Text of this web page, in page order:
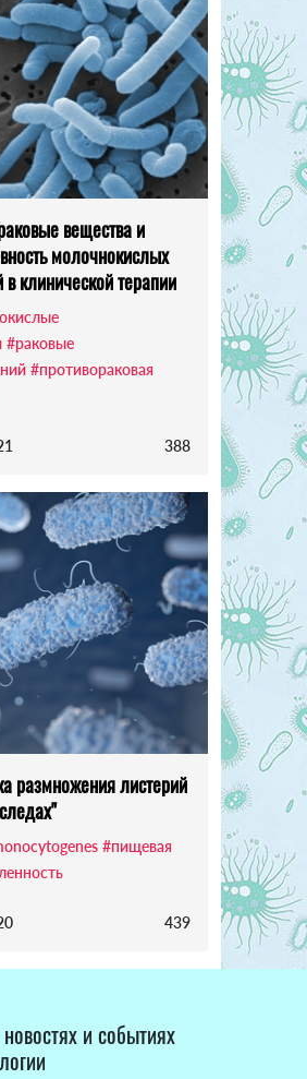
вещества и
молочнокислых
в клинической терапии
#раковые
#противораковая
388
размножения листерий
#пищевая
439
и событиях